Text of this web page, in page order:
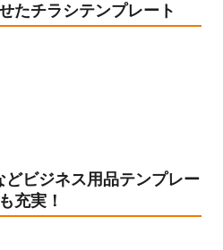
たチラシテンプレート
ビジネス用品テンプレー
充実！